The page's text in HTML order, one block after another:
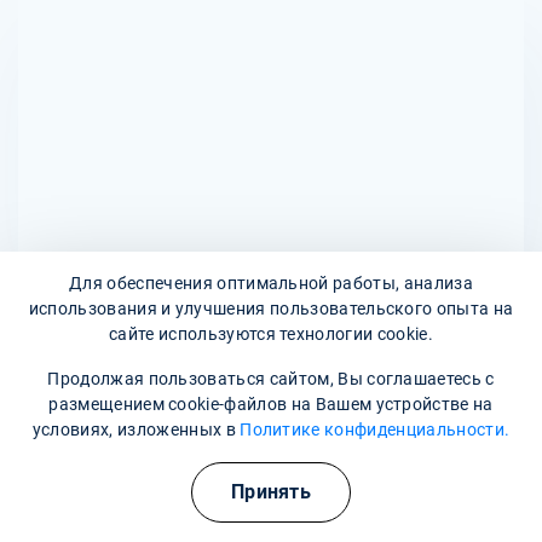
Адреса наших клиник
улица Космонавтов, 20
Наши контакты
8 800 302-36-47
Для обеспечения оптимальной работы, анализа
использования и улучшения пользовательского опыта на
сайте используются технологии cookie.
Продолжая пользоваться сайтом, Вы соглашаетесь с
размещением cookie-файлов на Вашем устройстве на
условиях, изложенных в Политике конфиденциальности.
Принять